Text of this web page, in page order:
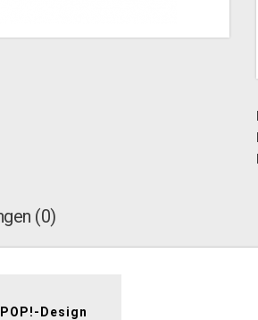
(0)
Design